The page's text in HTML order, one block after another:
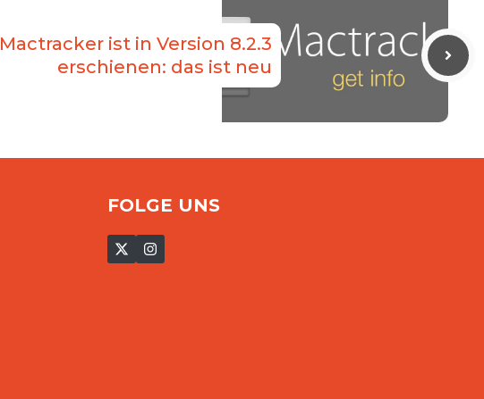
Mactracker ist in Version 8.2.3
erschienen: das ist neu
FOLGE UNS